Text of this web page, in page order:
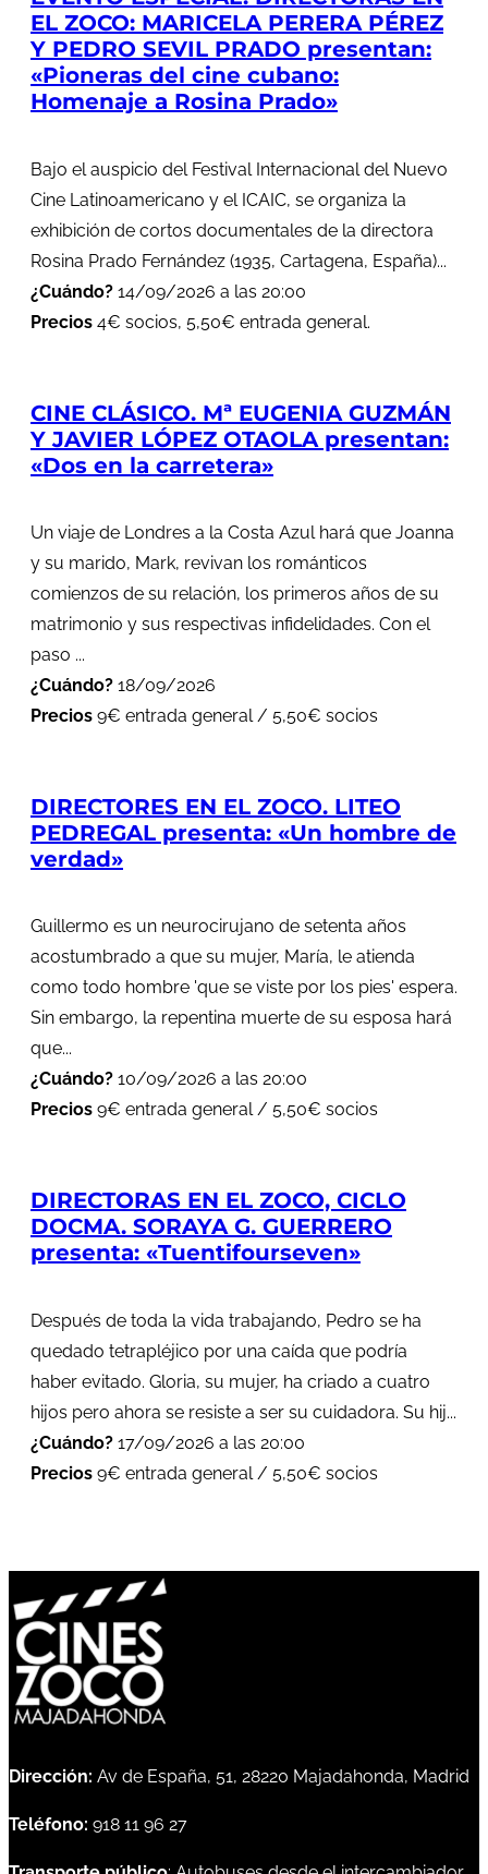
EL ZOCO: MARICELA PERERA PÉREZ
Y PEDRO SEVIL PRADO presentan:
«Pioneras del cine cubano:
Homenaje a Rosina Prado»
Bajo el auspicio del Festival Internacional del Nuevo
Cine Latinoamericano y el ICAIC, se organiza la
exhibición de cortos documentales de la directora
Rosina Prado Fernández (1935, Cartagena, España)...
¿Cuándo? 14/09/2026 a las 20:00
Precios 4€ socios, 5,50€ entrada general.
CINE CLÁSICO. Mª EUGENIA GUZMÁN
Y JAVIER LÓPEZ OTAOLA presentan:
«Dos en la carretera»
Un viaje de Londres a la Costa Azul hará que Joanna
y su marido, Mark, revivan los románticos
comienzos de su relación, los primeros años de su
matrimonio y sus respectivas infidelidades. Con el
paso ...
¿Cuándo? 18/09/2026
Precios 9€ entrada general / 5,50€ socios
DIRECTORES EN EL ZOCO. LITEO
PEDREGAL presenta: «Un hombre de
verdad»
Guillermo es un neurocirujano de setenta años
acostumbrado a que su mujer, María, le atienda
como todo hombre 'que se viste por los pies' espera.
Sin embargo, la repentina muerte de su esposa hará
que...
¿Cuándo? 10/09/2026 a las 20:00
Precios 9€ entrada general / 5,50€ socios
DIRECTORAS EN EL ZOCO, CICLO
DOCMA. SORAYA G. GUERRERO
presenta: «Tuentifourseven»
Después de toda la vida trabajando, Pedro se ha
quedado tetrapléjico por una caída que podría
haber evitado. Gloria, su mujer, ha criado a cuatro
hijos pero ahora se resiste a ser su cuidadora. Su hij...
¿Cuándo? 17/09/2026 a las 20:00
Precios 9€ entrada general / 5,50€ socios
Dirección: Av de España, 51, 28220 Majadahonda, Madrid
Teléfono: 918 11 96 27